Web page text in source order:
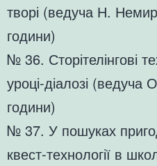
творі (ведуча Н.
години)
№ 36. Сторітелінгові
уроці-діалозі (ведуча
години)
№ 37. У пошуках
квест-технології в